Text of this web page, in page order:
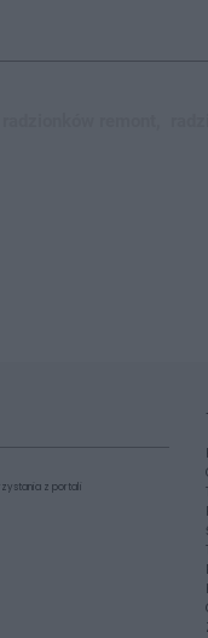
z portali